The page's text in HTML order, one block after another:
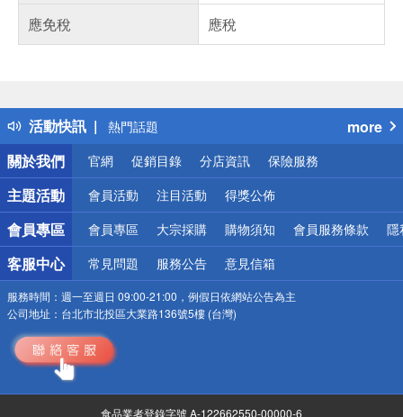
應免稅
應稅
活動快訊
得獎公告
熱門話題
銀行優惠
偏遠地區配送
詐騙網頁！請小心！
more
關於我們
官網 促銷目錄 分店資訊 保險服務
主題活動 會員活動 注目活動 得獎公佈
會員專區 會員專區 大宗採購 購物須知 會員服務條款 隱
客服中心 常見問題 服務公告 意見信箱
服務時間： 週一至週日 09:00-21:00，例假日依網站公告為主
公司地址： 台北市北投區大業路136號5樓 (台灣)
食品業者登錄字號 A-122662550-00000-6